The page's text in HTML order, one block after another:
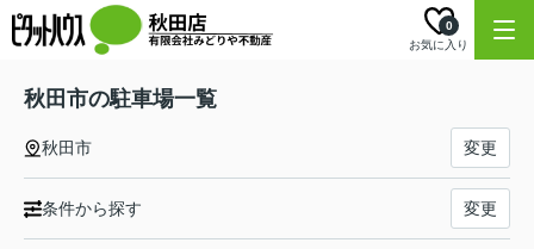
お気に入り
0
秋田市の駐車場一覧
秋田市 変更
条件から探す 変更